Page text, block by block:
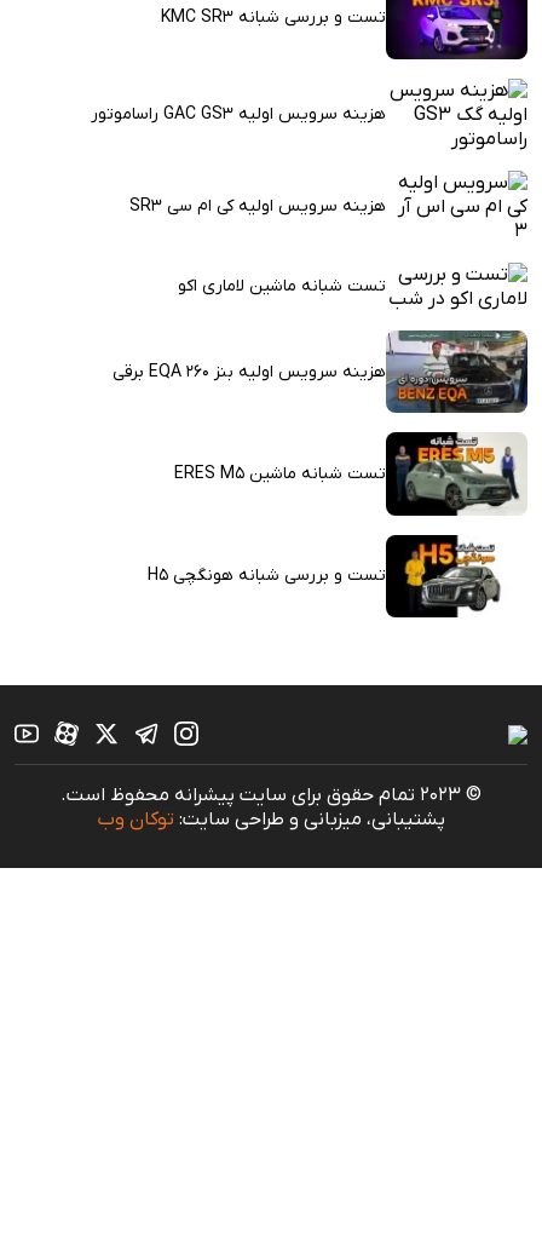
تست و بررسی شبانه KMC SR3
هزینه سرویس اولیه GAC GS3 راساموتور
هزینه سرویس اولیه کی ام سی SR3
تست شبانه ماشین لاماری اکو
هزینه سرویس اولیه بنز EQA 260 برقی
تست شبانه ماشین ERES M5
تست و بررسی شبانه هونگچی H5
© 2023 تمام حقوق برای سایت پیشرانه محفوظ است.
پشتیبانی، میزبانی و طراحی سایت: توکان وب